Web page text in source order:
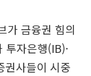
가 금융권 힘의
투자은행(IB)·
권사들이 시중